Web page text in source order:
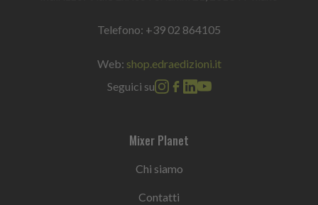
Telefono: +39 02 864105
Web: shop.edraedizioni.it
Seguici su
Mixer Planet
Chi siamo
Contatti